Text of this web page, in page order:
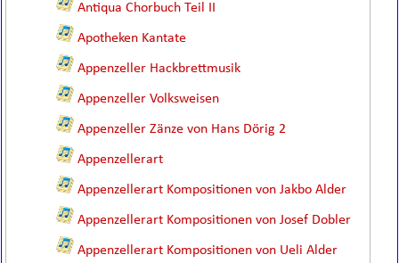
Antiqua Chorbuch Teil II
Apotheken Kantate
Appenzeller Hackbrettmusik
Appenzeller Volksweisen
Appenzeller Zänze von Hans Dörig 2
Appenzellerart
Appenzellerart Kompositionen von Jakbo Alder
Appenzellerart Kompositionen von Josef Dobler
Appenzellerart Kompositionen von Ueli Alder